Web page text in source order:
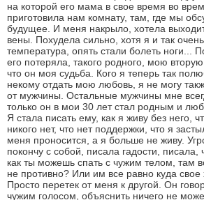
на которой его мама в свое время во
приготовила нам комнату, там, где мы
будущее. И меня накрыло, хотела
вены. Похудела сильно, хотя я и так
температура, опять стали болеть ноги...
его потеряла, такого родного, мою
что он моя судьба. Кого я теперь так
некому отдать мою любовь, я не могу
от мужчины. Остальные мужчины мне
только он в мои 30 лет стал родным и
Я стала писать ему, как я живу без него,
никого нет, что нет поддержки, что я
меня проносится, а я больше не живу.
покончу с собой, писала гадости, писала,
как ты можешь спать с чужим телом, там
не противно? Или им все равно куда свое
Просто перетек от меня к другой. Он
чужим голосом, объяснить ничего не